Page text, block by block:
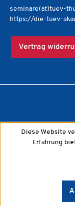
seminare(at)tuev-
https://die-tuev-
Vertrag
Diese Website
Erfahrung